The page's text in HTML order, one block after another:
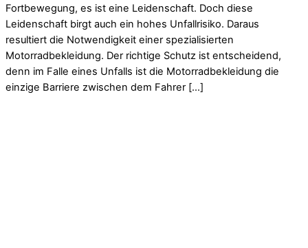
Fortbewegung, es ist eine Leidenschaft. Doch diese
Leidenschaft birgt auch ein hohes Unfallrisiko. Daraus
resultiert die Notwendigkeit einer spezialisierten
Motorradbekleidung. Der richtige Schutz ist entscheidend,
denn im Falle eines Unfalls ist die Motorradbekleidung die
einzige Barriere zwischen dem Fahrer […]